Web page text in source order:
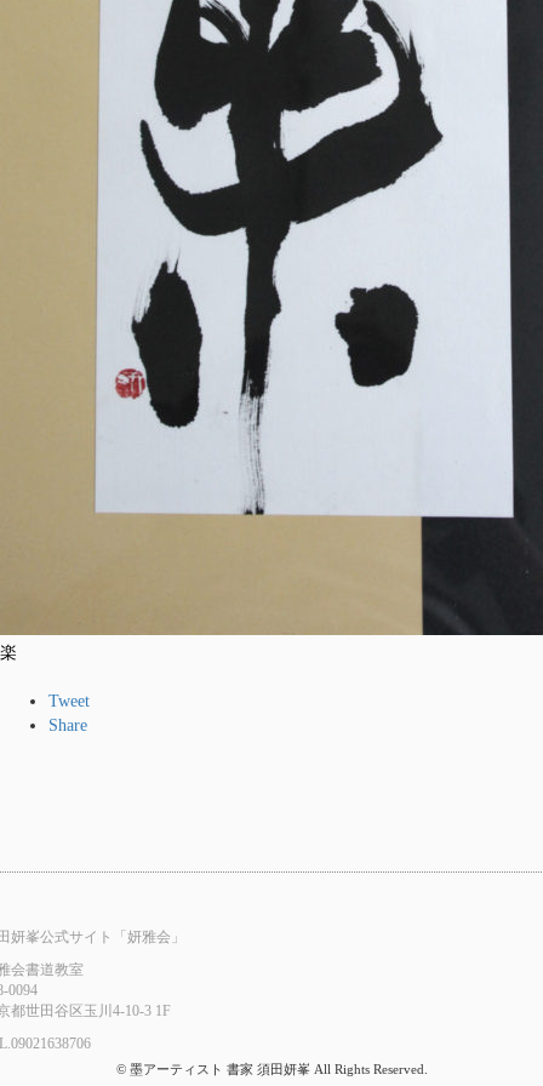
楽
Tweet
Share
妍峯公式サイト「妍雅会」
会書道教室
0094
都世田谷区玉川4-10-3 1F
09021638706
© 墨アーティスト 書家 須田妍峯 All Rights Reserved.